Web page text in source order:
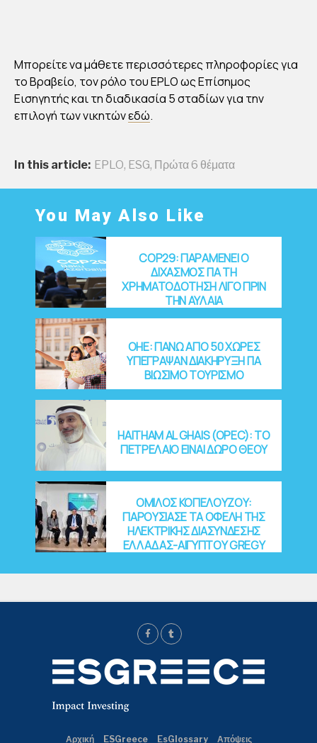
Μπορείτε να μάθετε περισσότερες πληροφορίες για
το Βραβείο, τον ρόλο του EPLO ως Επίσημος
Εισηγητής και τη διαδικασία 5 σταδίων για την
επιλογή των νικητώνεδώ.
In this article: EPLO, ESG, Πρώτα 6 θέματα
You May Also Like
COP29: ΠΑΡΑΜΕΝΕΙ Ο
ΔΙΧΑΣΜΟΣ ΓΙΑ ΤΗ
ΧΡΗΜΑΤΟΔΟΤΗΣΗ ΛΙΓΟ ΠΡΙΝ
ΤΗΝ ΑΥΛΑΙΑ
OHE: ΠΑΝΩ ΑΠΟ 50 ΧΩΡΕΣ
ΥΠΕΓΡΑΨΑΝ ΔΙΑΚΗΡΥΞΗ ΓΙΑ
ΒΙΩΣΙΜΟ ΤΟΥΡΙΣΜΟ
HAITHAM AL GHAIS (OPEC): ΤΟ
ΠΕΤΡΕΛΑΙΟ ΕΙΝΑΙ ΔΩΡΟ ΘΕΟΥ
ΟΜΙΛΟΣ ΚΟΠΕΛΟΥΖΟΥ:
ΠΑΡΟΥΣΙΑΣΕ ΤΑ ΟΦΕΛΗ ΤΗΣ
ΗΛΕΚΤΡΙΚΗΣ ΔΙΑΣΥΝΔΕΣΗΣ
ΕΛΛΑΔΑΣ-ΑΙΓΥΠΤΟΥ GREGY
Αρχική ESGreece EsGlossary Απόψεις